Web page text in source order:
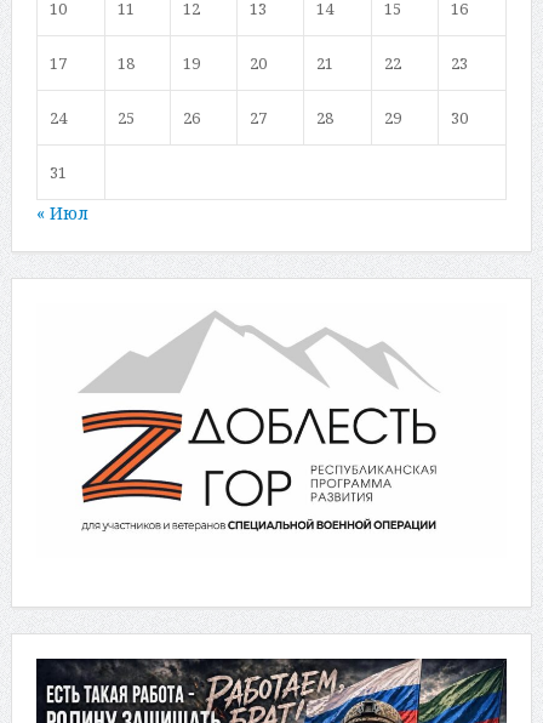
10 11 12 13 14 15 16
17 18 19 20 21 22 23
24 25 26 27 28 29 30
31
« Июл